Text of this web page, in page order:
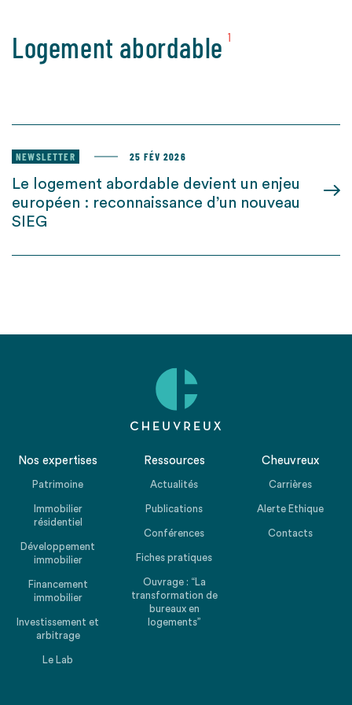
Logement abordable 1
NEWSLETTER 25 FÉV 2026
Le logement abordable devient un enjeu
européen : reconnaissance d’un nouveau
SIEG
Nos expertises
Patrimoine
Immobilier
résidentiel
Développement
immobilier
Financement
immobilier
Investissement et
arbitrage
Le Lab
Ressources
Actualités
Publications
Conférences
Fiches pratiques
Ouvrage : “La
transformation de
bureaux en
logements”
Cheuvreux
Carrières
Alerte Ethique
Contacts